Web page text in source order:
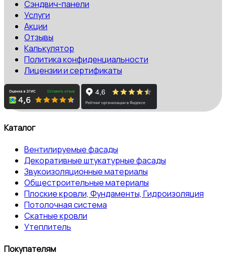
Сэндвич-панели
Услуги
Акции
Отзывы
Калькулятор
Политика конфиденциальности
Лицензии и сертификаты
Каталог
Вентилируемые фасады
Декоративные штукатурные фасады
Звукоизоляционные материалы
Общестроительные материалы
Плоские кровли, Фундаменты, Гидроизоляция
Потолочная система
Скатные кровли
Утеплитель
Покупателям